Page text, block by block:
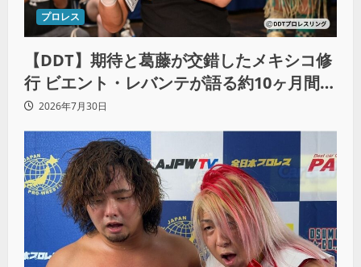
プロレス
【DDT】期待と葛藤が交錯したメキシコ修
行 ビエント・レバンテが語る約10ヶ月間の
苦悩「くすぶっている自分に腹を立ててい
る」
2026年7月30日